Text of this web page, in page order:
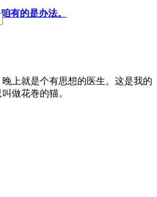
有的是办法。
上就是个有思想的医生。这是我的
做花巻的猫。